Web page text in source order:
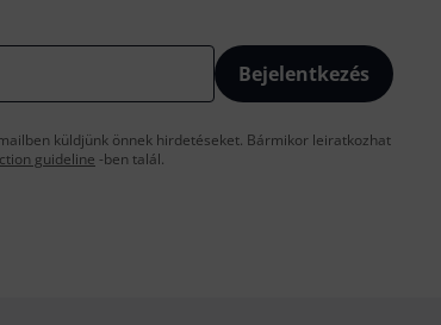
Bejelentkezés
küldjünk önnek hirdetéseket. Bármikor leiratkozhat
guideline -ben talál.